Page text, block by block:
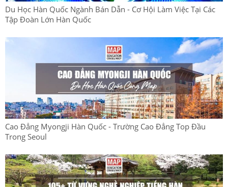
Du Học Hàn Quốc Ngành Bán Dẫn - Cơ Hội Làm Việc Tại Các
Tập Đoàn Lớn Hàn Quốc
Cao Đẳng Myongji Hàn Quốc - Trường Cao Đẳng Top Đầu
Trong Seoul